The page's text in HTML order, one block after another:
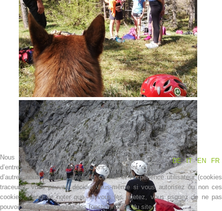
Contakt
NEWS
Nous utilisons des cookies
DE
IT EN FR
Nous utilisons des cookies sur notre site web. Certains
d’entre eux sont essentiels au fonctionnement du site et
d’autres nous aident à améliorer ce site et l’expérience utilisateur (cookies
traceurs). Vous pouvez décider vous-même si vous autorisez ou non ces
cookies. Merci de noter que, si vous les rejetez, vous risquez de ne pas
pouvoir utiliser l’ensemble des fonctionnalités du site.